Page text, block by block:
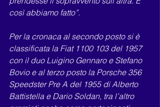
così abbiamo fatto”.
Per la cronaca al secondo posto si è
classificata la Fiat 1100 103 del 1957
con il duo Luigino Gennaro e Stefano
Bovio e al terzo posto la Porsche 356
Speedster Pre A del 1955 di Alberto
Battistella e Dario Soldan, tra l’altro